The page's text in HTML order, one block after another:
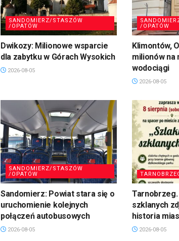
SANDOMIERZ/STASZÓW
/OPATÓW
Dwikozy: Milionowe wsparcie
dla zabytku w Górach Wysokich
2026-08-05
/OPATÓW
Klimontów,
milionów na
wodociągi
2026-08-05
SANDOMIERZ/STASZÓW
/OPATÓW
Sandomierz: Powiat stara się o
uruchomienie kolejnych
połączeń autobusowych
2026-08-05
Tarnobrzeg.
szklanych
historia
2026-08-05